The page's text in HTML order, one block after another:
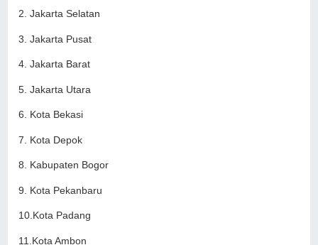
2. Jakarta Selatan
3. Jakarta Pusat
4. Jakarta Barat
5. Jakarta Utara
6. Kota Bekasi
7. Kota Depok
8. Kabupaten Bogor
9. Kota Pekanbaru
10.Kota Padang
11.Kota Ambon